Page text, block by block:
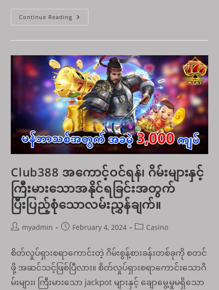
Continue Reading MMR88
အွ
လှုပ်ရှား
ဖွယ်ရာ
ကို
သော့ဖွင့်
ခြင်း။
Club388 အကောင့်ဝင်ရန်၊ ဂိမ်းများနှင့်
ကြီးမားသောအနိုင်ရခြင်းအတွက်
ပြီးပြည့်စုံသောလမ်းညွှန်ချက်။
Postmyadmin
PostFebruary 4, 2024
PostCasino
စိတ်လှုပ်ရှားစရာကောင်းတဲ့ ဂိမ်းစွန့်စားခန်းတစ်ခုကို စတင်
ဖို့ အဆင်သင့်ဖြစ်ပြီလား။ စိတ်လှုပ်ရှားစရာကောင်းသောဂိ
မ်းများ၊ ကြီးမားသော jackpot များနှင့် ချောမွေ့မှုမရှိသော